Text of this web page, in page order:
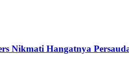
Nikmati Hangatnya